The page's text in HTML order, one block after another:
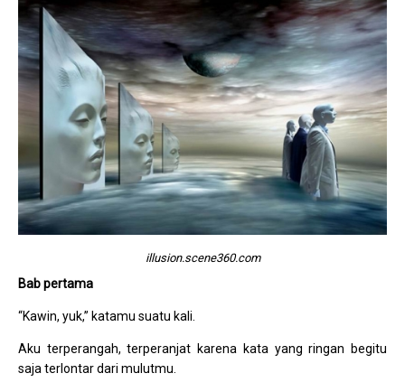
illusion.scene360.com
Bab pertama
“Kawin, yuk,” katamu suatu kali.
Aku terperangah, terperanjat karena kata yang ringan begitu
saja terlontar dari mulutmu.